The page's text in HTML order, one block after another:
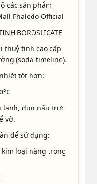
các sản phẩm
Phaledo Official
BOROSLICATE
thuỷ tinh cao cấp
(soda-timeline).
tốt hơn:
lạnh, đun nấu trực
vỡ.
để sử dụng:
kim loại nặng trong